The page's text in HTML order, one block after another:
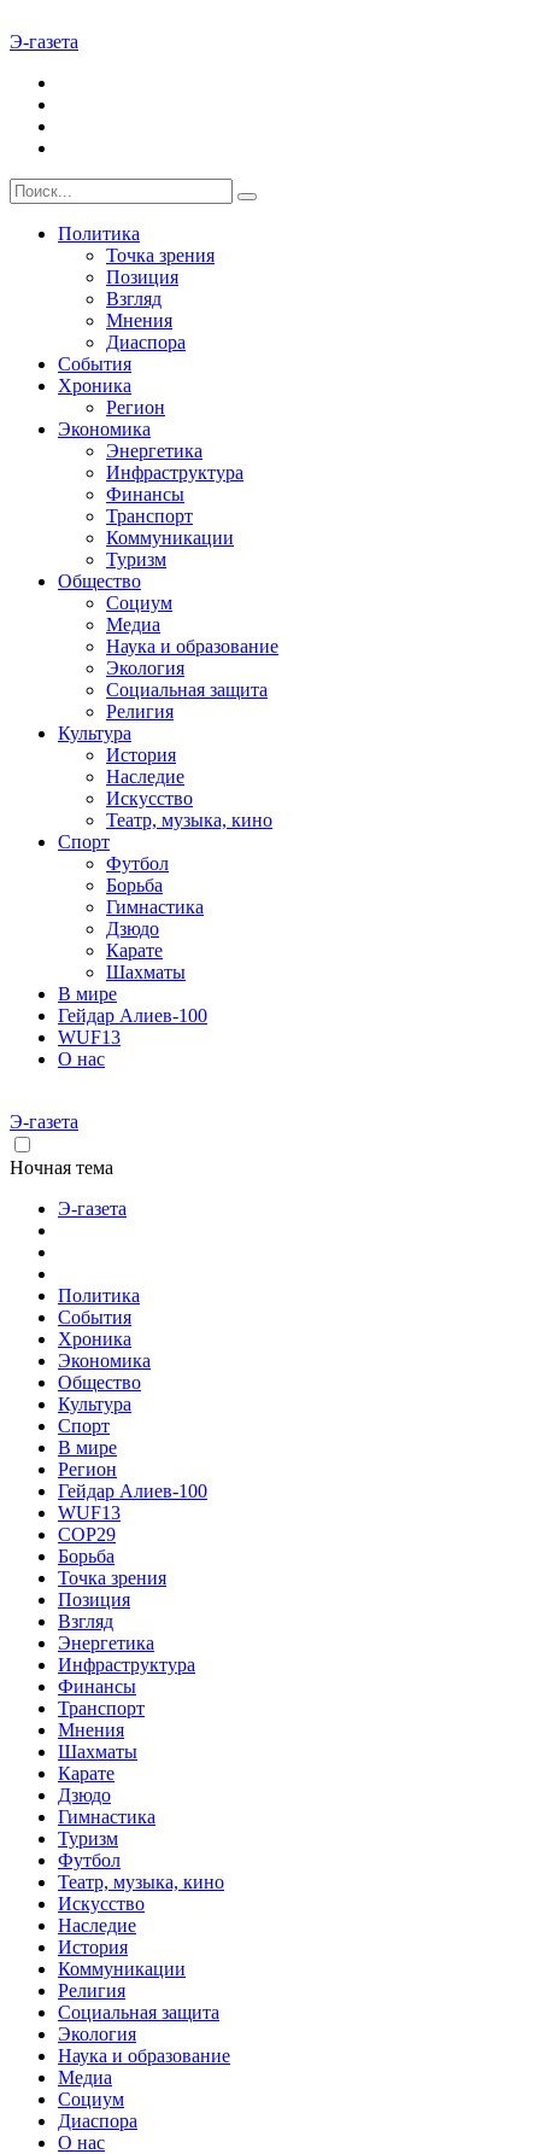
Э-газета
Политика
Точка зрения
Позиция
Взгляд
Мнения
Диаспора
События
Хроника
Регион
Экономика
Энергетика
Инфраструктура
Финансы
Транспорт
Коммуникации
Туризм
Общество
Социум
Медиа
Наука и образование
Экология
Социальная защита
Религия
Культура
История
Наследие
Искусство
Театр, музыка, кино
Спорт
Футбол
Борьба
Гимнастика
Дзюдо
Карате
Шахматы
В мире
Гейдар Алиев-100
WUF13
О нас
Э-газета
Ночная тема
Э-газета
Политика
События
Хроника
Экономика
Общество
Культура
Спорт
В мире
Регион
Гейдар Алиев-100
WUF13
COP29
Борьба
Точка зрения
Позиция
Взгляд
Энергетика
Инфраструктура
Финансы
Транспорт
Мнения
Шахматы
Карате
Дзюдо
Гимнастика
Туризм
Футбол
Театр, музыка, кино
Искусство
Наследие
История
Коммуникации
Религия
Социальная защита
Экология
Наука и образование
Медиа
Социум
Диаспора
О нас